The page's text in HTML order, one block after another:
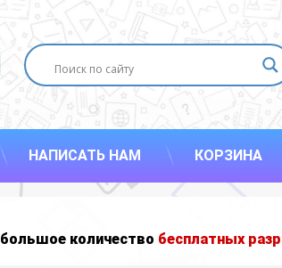
E-mail
НАПИСАТЬ НАМ КОРЗИНА
количество бесплатных